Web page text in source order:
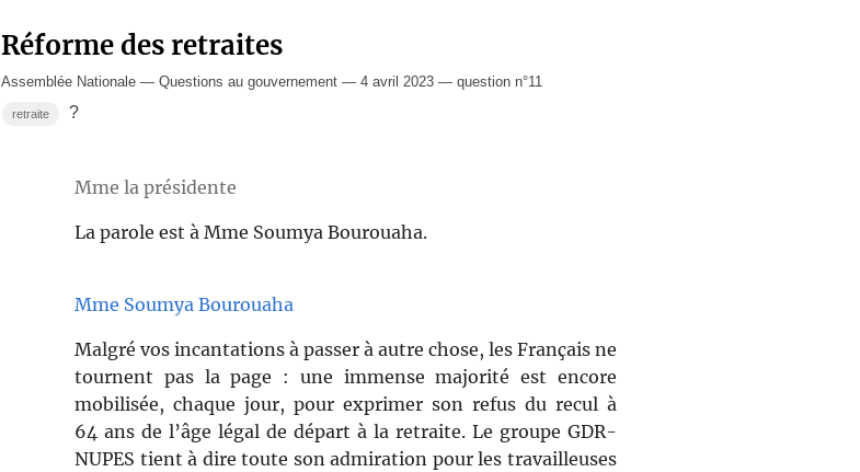
Réforme des retraites
Assemblée Nationale — Questions au gouvernement — 4 avril 2023 — question n°11
retraite ?
Mme la présidente
La parole est à Mme Soumya Bourouaha.
Mme Soumya Bourouaha
Malgré vos incantations à passer à autre chose, les Français ne
tournent pas la page : une immense majorité est encore
mobilisée, chaque jour, pour exprimer son refus du recul à
64 ans de l’âge légal de départ à la retraite. Le groupe GDR-
NUPES tient à dire toute son admiration pour les travailleuses